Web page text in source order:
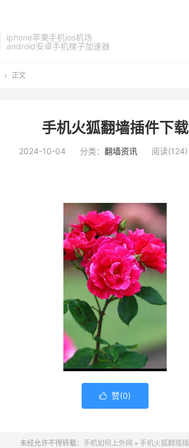
iphone苹果手机ios机场
android安卓手机梯子加速器
 正文
手机火狐翻墙插件下载
2024-10-04 分类： 翻墙资讯 阅读(124)
 赞(0)
未经允许不得转载： 手机如何上外网 » 手机火狐翻墙